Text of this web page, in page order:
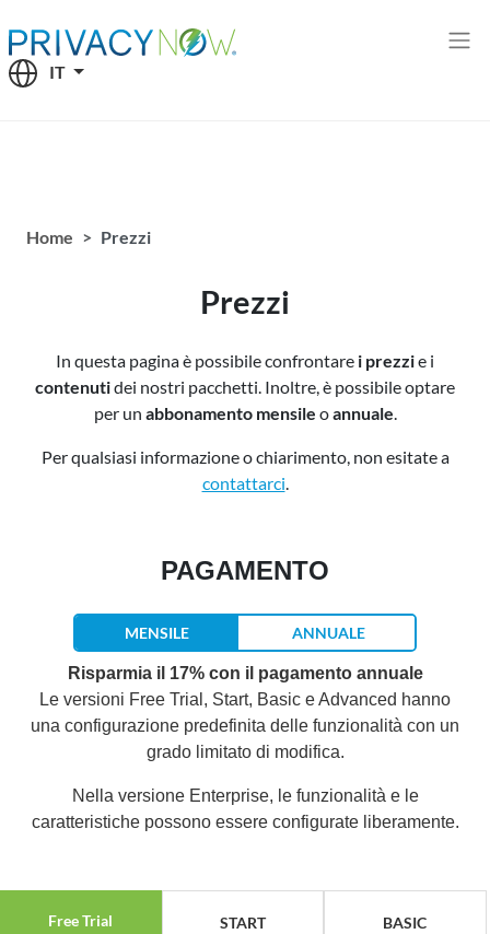
Seleziona la tua lingua
IT
Home Prezzi
Prezzi
In questa pagina è possibile confrontare i prezzie i
contenutidei nostri pacchetti. Inoltre, è possibile optare
per un abbonamento mensile oannuale.
Per qualsiasi informazione o chiarimento, non esitate a
contattarci.
PAGAMENTO
MENSILE ANNUALE
Risparmia il 17% con il pagamento annuale
Le versioni Free Trial, Start, Basic e Advanced hanno
una configurazione predefinita delle funzionalità con un
grado limitato di modifica.
Nella versione Enterprise, le funzionalità e le
caratteristiche possono essere configurate liberamente.
Free Trial START BASIC